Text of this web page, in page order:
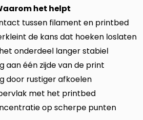
het helpt
tussen filament en printbed
de kans dat hoeken loslaten
onderdeel langer stabiel
aan één zijde van de print
door rustiger afkoelen
met het printbed
op scherpe punten